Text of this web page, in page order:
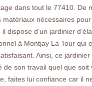
dans tout le 77410. De
matériaux nécessaires
dispose d’un jardinier
à Montjay La Tour qui
Ainsi, ce
de son travail quel que soit
faites lui confiance car il